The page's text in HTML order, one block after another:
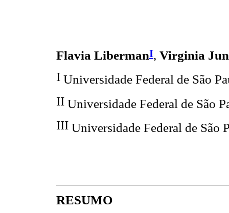
Flavia LibermanI, Virginia
I Universidade Federal de São
II Universidade Federal de São
III Universidade Federal de São
RESUMO